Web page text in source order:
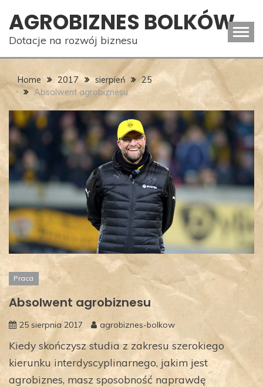
content
AGROBIZNES BOLKÓW
Dotacje na rozwój biznesu
Home 2017 sierpień
25
Absolwent agrobiznesu
Praca
Absolwent agrobiznesu
25 sierpnia 2017 agrobiznes-bolkow
Kiedy skończysz studia z zakresu szerokiego
kierunku interdyscyplinarnego, jakim jest
agrobiznes, masz sposobność naprawdę